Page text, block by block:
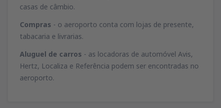
casas de câmbio.
Compras - o aeroporto conta com lojas de presente,
tabacaria e livrarias.
Aluguel de carros - as locadoras de automóvel Avis,
Hertz, Localiza e Referência podem ser encontradas no
aeroporto.